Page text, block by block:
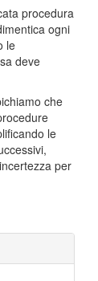
procedura
ogni
le
deve
che
le
per